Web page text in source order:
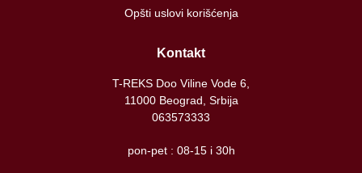
Opšti uslovi korišćenja
Kontakt
T-REKS Doo Viline Vode 6,
11000 Beograd, Srbija
063573333
pon-pet : 08-15 i 30h